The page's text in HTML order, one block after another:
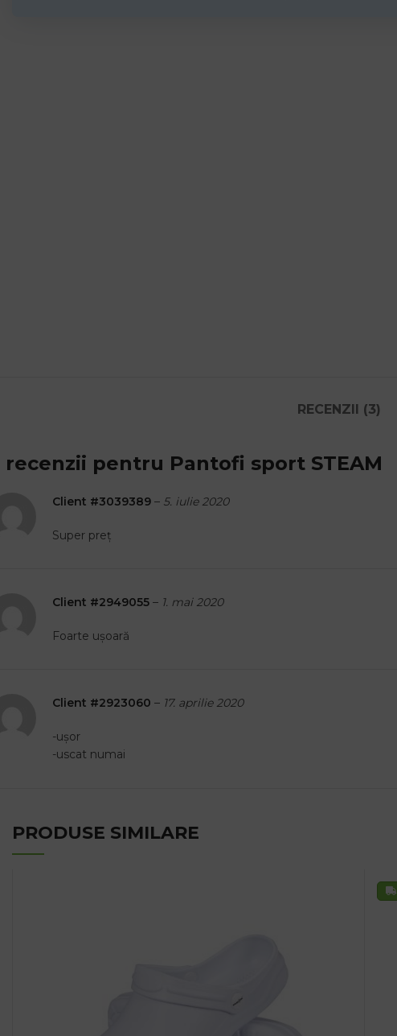
RECENZII (3)
recenzii pentru Pantofi sport STEAM
Client #3039389 – 5. iulie 2020
Super preț
Client #2949055 – 1. mai 2020
Foarte ușoară
Client #2923060 – 17. aprilie 2020
-ușor
-uscat numai
PRODUSE SIMILARE